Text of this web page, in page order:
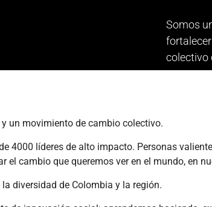
Somos
colectivo
un movimiento de cambio colectivo.
4000 líderes de alto impacto. Personas
el cambio que queremos ver en el mundo, en
diversidad de Colombia y la región.